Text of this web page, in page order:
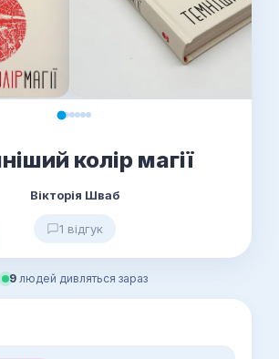
колір магії
Вікторія Шваб
1 відгук
9 людей дивляться зараз